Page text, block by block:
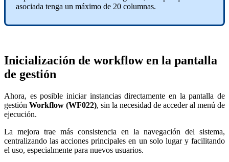
asociada tenga un máximo de 20 columnas.
Inicialización de workflow en la pantalla
de gestión
Ahora, es posible iniciar instancias directamente en la pantalla de
gestión Workflow (WF022), sin la necesidad de acceder al menú de
ejecución.
La mejora trae más consistencia en la navegación del sistema,
centralizando las acciones principales en un solo lugar y facilitando
el uso, especialmente para nuevos usuarios.